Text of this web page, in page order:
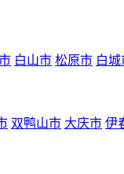
白山市 松原市 白城
双鸭山市 大庆市 伊